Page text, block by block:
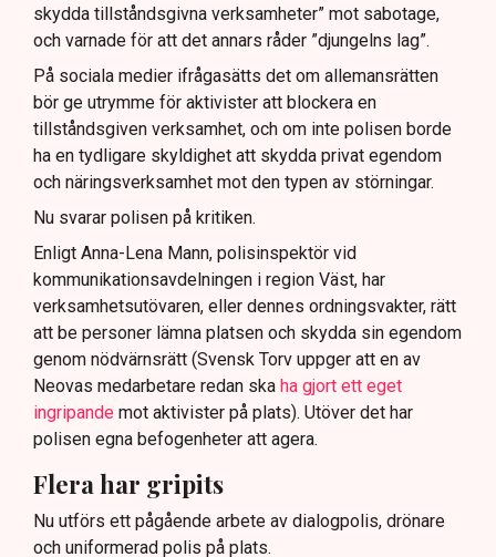
skydda tillståndsgivna verksamheter” mot sabotage,
och varnade för att det annars råder ”djungelns lag”.
På sociala medier ifrågasätts det om allemansrätten
bör ge utrymme för aktivister att blockera en
tillståndsgiven verksamhet, och om inte polisen borde
ha en tydligare skyldighet att skydda privat egendom
och näringsverksamhet mot den typen av störningar.
Nu svarar polisen på kritiken.
Enligt Anna-Lena Mann, polisinspektör vid
kommunikationsavdelningen i region Väst, har
verksamhetsutövaren, eller dennes ordningsvakter, rätt
att be personer lämna platsen och skydda sin egendom
genom nödvärnsrätt (Svensk Torv uppger att en av
Neovas medarbetare redan ska ha gjort ett eget
ingripande mot aktivister på plats). Utöver det har
polisen egna befogenheter att agera.
Flera har gripits
Nu utförs ett pågående arbete av dialogpolis, drönare
och uniformerad polis på plats.